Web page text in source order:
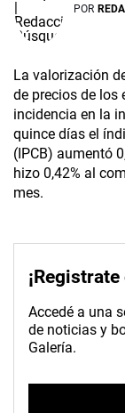
POR
La valorización
de precios de los
incidencia en la
quince días el
(IPCB) aumentó
hizo 0,42% al
mes.
Accedé a una
de noticias y
Galería.